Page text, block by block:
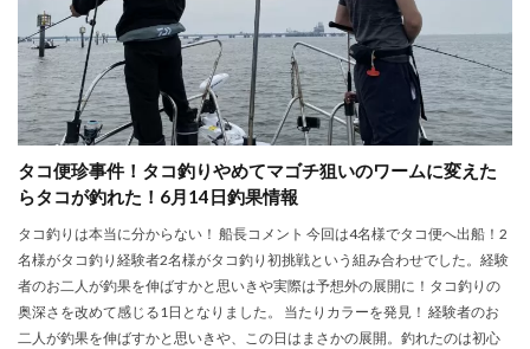
タコ便珍事件！タコ釣りやめてマゴチ狙いのワームに変えた
らタコが釣れた！6月14日釣果情報
タコ釣りは本当に分からない！ 船長コメント 今回は4名様でタコ便へ出船！2
名様がタコ釣り経験者2名様がタコ釣り初挑戦という組み合わせでした。経験
者のお二人が釣果を伸ばすかと思いきや実際は予想外の展開に！タコ釣りの
奥深さを改めて感じる1日となりました。 当たりカラーを発見！ 経験者のお
二人が釣果を伸ばすかと思いきや、この日はまさかの展開。釣れたのは初心